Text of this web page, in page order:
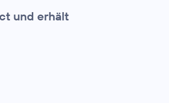
und erhält